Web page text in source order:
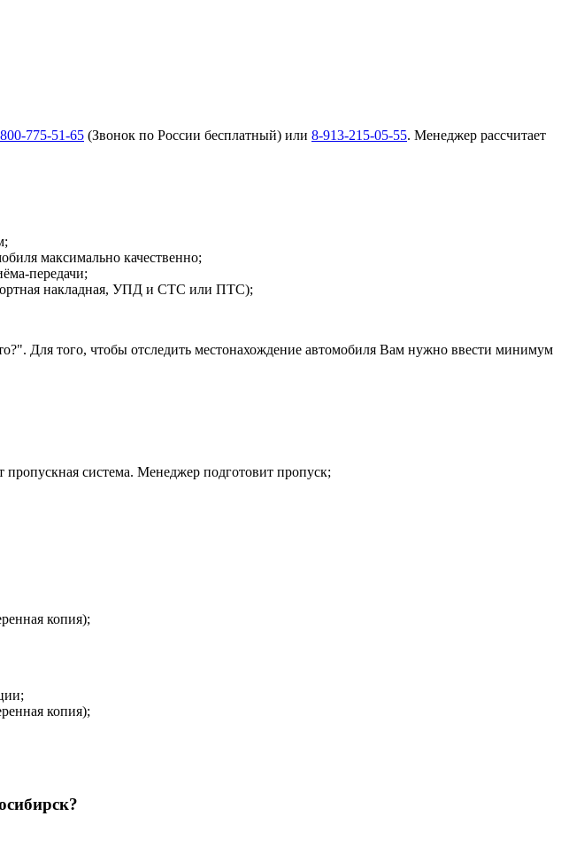
775-51-65 (Звонок по России бесплатный) или 8-913-215-05-55. Менеджер рассчитает
максимально качественно;
передачи;
накладная, УПД и СТС или ПТС);
Для того, чтобы отследить местонахождение автомобиля Вам нужно ввести минимум
система. Менеджер подготовит пропуск;
копия);
копия);